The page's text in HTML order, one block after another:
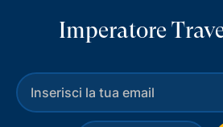
Imperatore